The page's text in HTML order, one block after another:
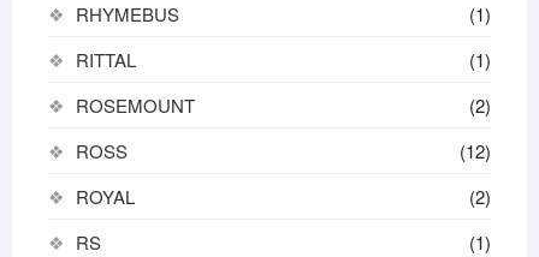
RHYMEBUS
(1)
RITTAL
(1)
ROSEMOUNT
(2)
ROSS
(12)
ROYAL
(2)
RS
(1)